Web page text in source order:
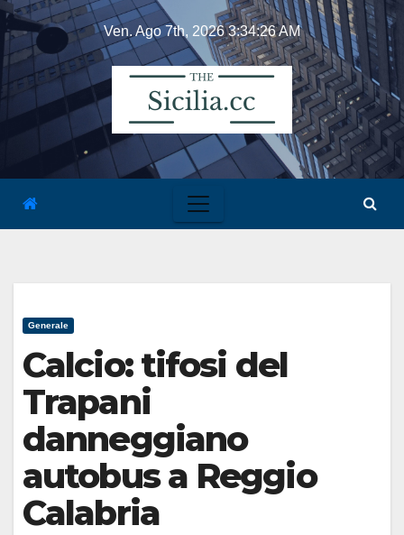
Skip
content
Ven. Ago 7th, 20263:34:26 AM
Generale
Calcio: tifosi del
Trapani
danneggiano
autobus a Reggio
Calabria